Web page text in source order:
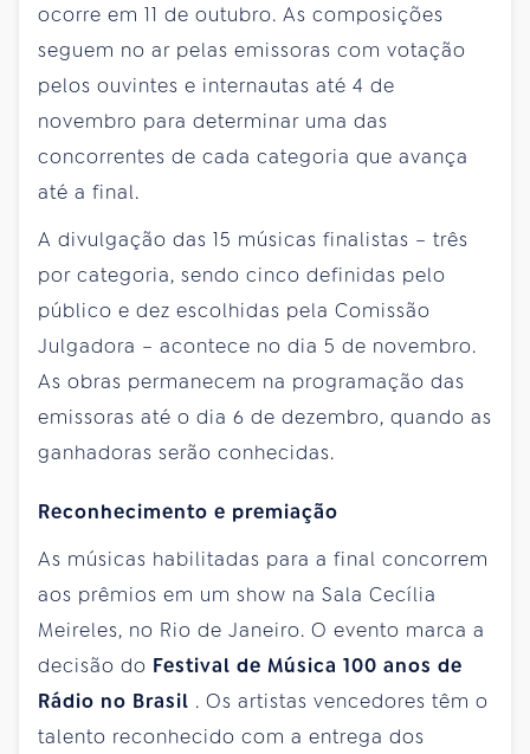
ocorre em 11 de outubro. As composições
seguem no ar pelas emissoras com votação
pelos ouvintes e internautas até 4 de
novembro para determinar uma das
concorrentes de cada categoria que avança
até a final.
A divulgação das 15 músicas finalistas – três
por categoria, sendo cinco definidas pelo
público e dez escolhidas pela Comissão
Julgadora – acontece no dia 5 de novembro.
As obras permanecem na programação das
emissoras até o dia 6 de dezembro, quando as
ganhadoras serão conhecidas.
Reconhecimento e premiação
As músicas habilitadas para a final concorrem
aos prêmios em um show na Sala Cecília
Meireles, no Rio de Janeiro. O evento marca a
decisão do Festival de Música 100 anos de
Rádio no Brasil . Os artistas vencedores têm o
talento reconhecido com a entrega dos